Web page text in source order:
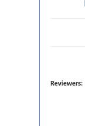
Reviewers: